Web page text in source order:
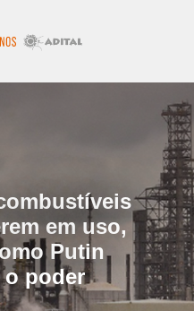
em uso,
Putin
o poder